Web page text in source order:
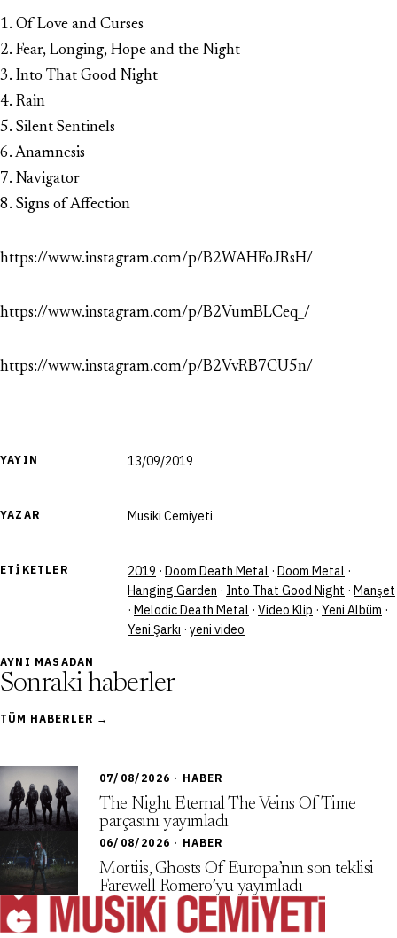
YAYIN 13/09/2019
YAZAR Musiki Cemiyeti
ETIKETLER 2019 · Doom Death Metal · Doom Metal ·
Hanging Garden · Into That Good Night · Manşet
· Melodic Death Metal · Video Klip · Yeni Albüm ·
Yeni Şarkı · yeni video
1. Of Love and Curses
2. Fear, Longing, Hope and the Night
3. Into That Good Night
4. Rain
5. Silent Sentinels
6. Anamnesis
7. Navigator
8. Signs of Affection
https://www.instagram.com/p/B2WAHFoJRsH/
https://www.instagram.com/p/B2VumBLCeq_/
https://www.instagram.com/p/B2VvRB7CU5n/
AYNI MASADAN
Sonraki haberler
TÜM HABERLER →
07/08/2026 · HABER
The Night Eternal The Veins Of Time
parçasını yayımladı
06/08/2026 · HABER
Mortiis, Ghosts Of Europa’nın son teklisi
Farewell Romero’yu yayımladı